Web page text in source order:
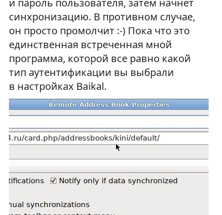
синхронизацию. В противном случае,
он просто промолчит :-) Пока что это
единственная встреченная мной
программа, которой все равно какой
тип аутентификации вы выбрали
в настройках Baikal.